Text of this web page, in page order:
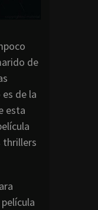
de
de la
esta
thrillers